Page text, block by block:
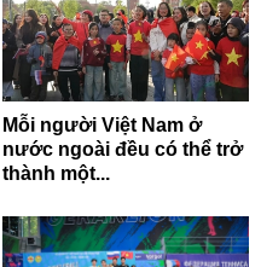
Mỗi người Việt Nam ở
nước ngoài đều có thể trở
thành một...